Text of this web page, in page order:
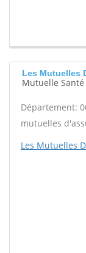
Les Mutuelles
Mutuelle
Département:
mutuelles
Les Mutuelles